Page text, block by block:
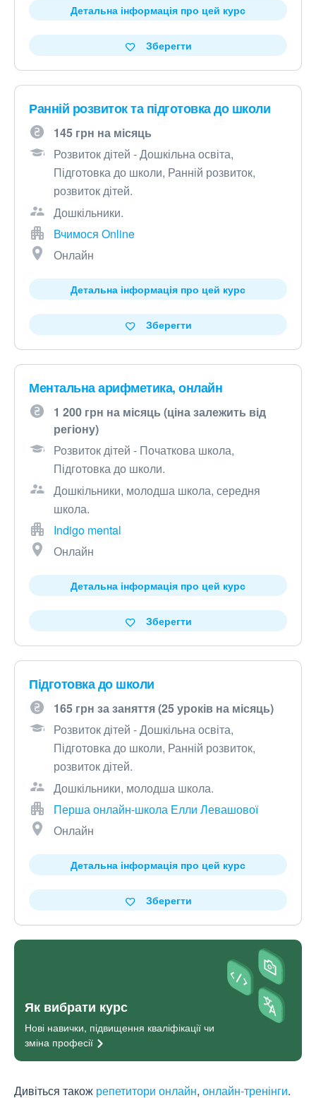
Детальна інформація про цей курс
Зберегти
Ранній розвиток та підготовка до школи
145 грн на місяць
Розвиток дітей - Дошкільна освіта,
Підготовка до школи, Ранній розвиток,
розвиток дітей.
Дошкільники.
Вчимося Online
Онлайн
Детальна інформація про цей курс
Зберегти
Ментальна арифметика, онлайн
1 200 грн на місяць (ціна залежить від
регіону)
Розвиток дітей - Початкова школа,
Підготовка до школи.
Дошкільники, молодша школа, середня
школа.
Indigo mental
Онлайн
Детальна інформація про цей курс
Зберегти
Підготовка до школи
165 грн за заняття (25 уроків на місяць)
Розвиток дітей - Дошкільна освіта,
Підготовка до школи, Ранній розвиток,
розвиток дітей.
Дошкільники, молодша школа.
Перша онлайн-школа Елли Левашової
Онлайн
Детальна інформація про цей курс
Зберегти
Як вибрати курс
Нові навички, підвищення кваліфікації чи
зміна професії
Дивіться також репетитори онлайн, онлайн-тренінги.